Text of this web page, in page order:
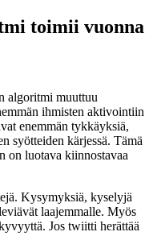
toimii vuonna
algoritmi muuttuu
ihmisten aktivointiin
enemmän tykkäyksiä,
syötteiden kärjessä. Tämä
on luotava kiinnostavaa
Kysymyksiä, kyselyjä
laajemmalle. Myös
Jos twiitti herättää